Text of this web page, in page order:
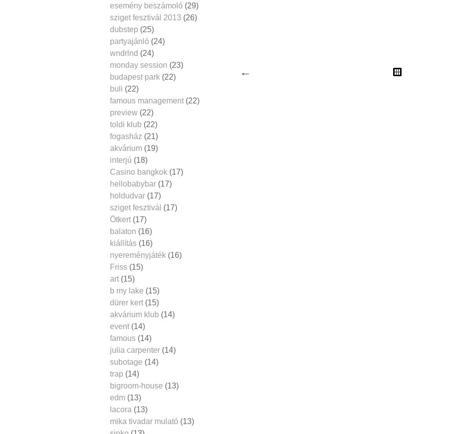
esemény beszámoló (29)
sziget fesztivál 2013 (26)
dubstep (25)
partyajánló (24)
wndrlnd (24)
monday session (23)
budapest park (22)
buli (22)
famous management (22)
preview (22)
toldi klub (22)
fogasház (21)
akvárium (19)
interjú (18)
Casino bangkok (17)
hellobabybar (17)
holdudvar (17)
sziget fesztivál (17)
Ötkert (17)
balaton (16)
kiállítás (16)
nyereményjáték (16)
Friss (15)
art (15)
b my lake (15)
dürer kert (15)
akvárium klub (14)
event (14)
famous (14)
julia carpenter (14)
subotage (14)
trap (14)
bigroom-house (13)
edm (13)
lacora (13)
mika tivadar mulató (13)